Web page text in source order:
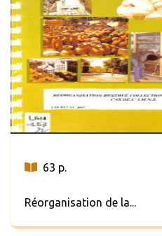
63 p.
Réorganisation de la...